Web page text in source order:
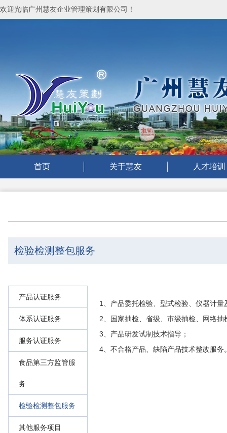
欢迎光临广州慧友企业管理策划有限公司！
首页 关于慧友 人才培训
检验检测整包服务
产品认证服务
体系认证服务
服务认证服务
食品第三方监管服
务
检验检测整包服务
其他服务项目
1、产品委托检验、型式检验、仪器计
2、国家抽检、省级、市级抽检、网络抽
3、产品研发试制技术指导；
4、不合格产品、缺陷产品技术整改服务